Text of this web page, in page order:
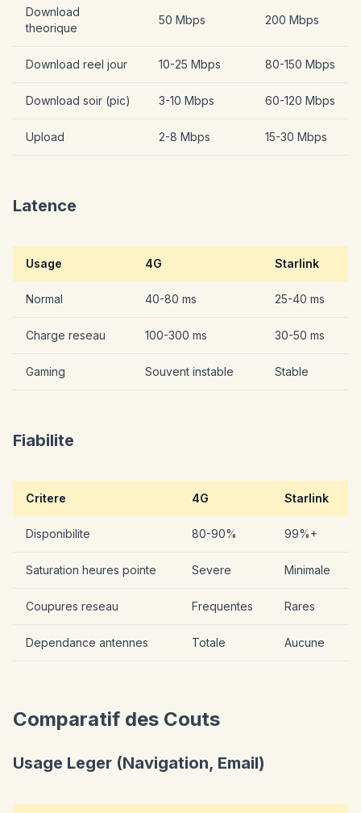
Download
theorique
50 Mbps 200 Mbps
Download reel jour 10-25 Mbps 80-150 Mbps
Download soir (pic) 3-10 Mbps 60-120 Mbps
Upload 2-8 Mbps 15-30 Mbps
Latence
Usage 4G Starlink
Normal 40-80 ms 25-40 ms
Charge reseau 100-300 ms 30-50 ms
Gaming Souvent instable Stable
Fiabilite
Critere 4G Starlink
Disponibilite 80-90% 99%+
Saturation heures pointe Severe Minimale
Coupures reseau Frequentes Rares
Dependance antennes Totale Aucune
Comparatif des Couts
Usage Leger (Navigation, Email)